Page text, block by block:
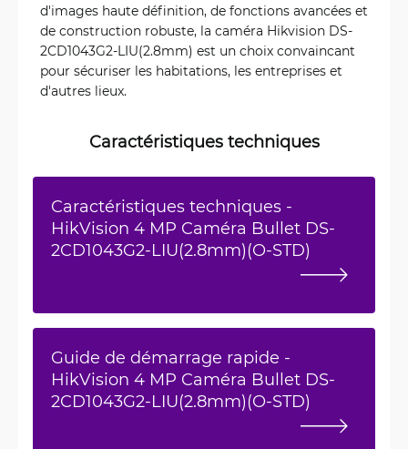
d'images haute définition, de fonctions avancées et
de construction robuste, la caméra Hikvision DS-
2CD1043G2-LIU(2.8mm) est un choix convaincant
pour sécuriser les habitations, les entreprises et
d'autres lieux.
Caractéristiques techniques
Caractéristiques techniques -
HikVision 4 MP Caméra Bullet DS-
2CD1043G2-LIU(2.8mm)(O-STD)
Guide de démarrage rapide -
HikVision 4 MP Caméra Bullet DS-
2CD1043G2-LIU(2.8mm)(O-STD)